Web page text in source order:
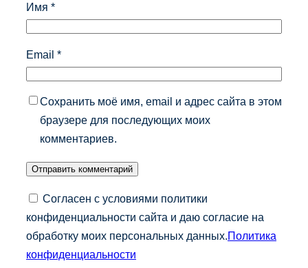
Имя *
Email *
Сохранить моё имя, email и адрес сайта в этом
браузере для последующих моих
комментариев.
Согласен с условиями политики
конфиденциальности сайта и даю согласие на
обработку моих персональных данных. Политика
конфиденциальности